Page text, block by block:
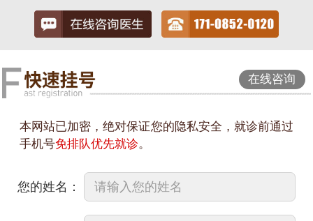
在线咨询
本网站已加密，绝对保证您的隐私安全，就诊前通过
手机号免排队优先就诊。
您的姓名：